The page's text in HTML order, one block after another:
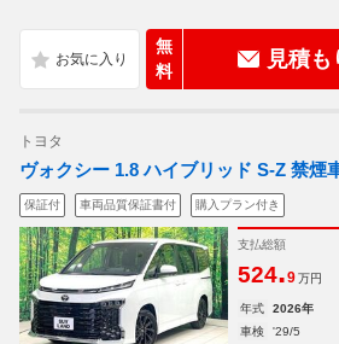
無
料
見積
トヨタ
ヴォクシー 1.8 ハイブリッド S-Z 禁煙
保証付 車両品質保証書付 購入プラン付き
支払総額
524.9 万円
年式 2026年
車検
'29/5